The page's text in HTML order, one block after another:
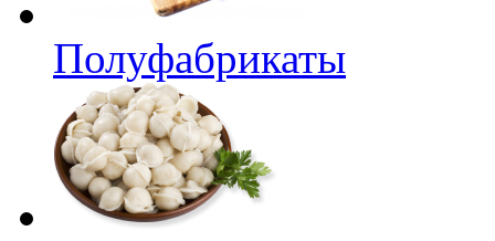
Полуфабрикаты